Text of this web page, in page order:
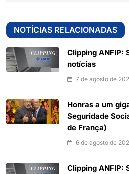
NOTÍCIAS RELACIONADAS
Clipping ANFIP:
notícias
7 de agosto de
Honras a um
Seguridade
de França)
6 de agosto de
Clipping ANFIP: